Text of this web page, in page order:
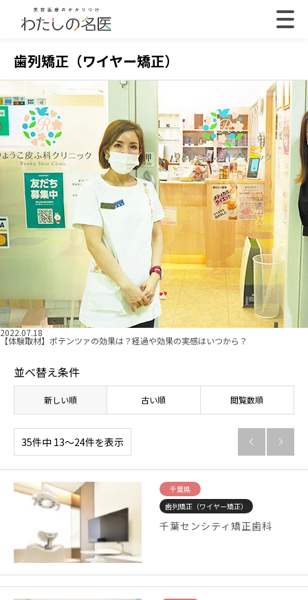
歯列矯正（ワイヤー矯正）
2022.07.18
【体験取材】ポテンツァの効果は？経過や効果の実感はいつから？
並べ替え条件
新しい順 古い順 閲覧数順
35件中 13〜24件を表示  
千葉県
歯列矯正（ワイヤー矯正）
千葉センシティ矯正歯科